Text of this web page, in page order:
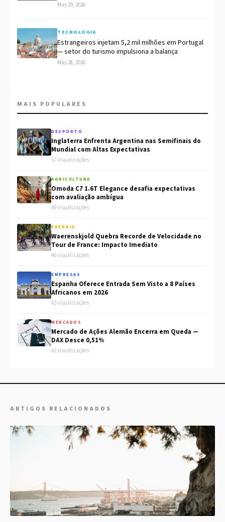
May 29, 2026
TECNOLOGIA
Estrangeiros injetam 5,2 mil milhões em Portugal
— setor do turismo impulsiona a balança
May 28, 2026
MAIS POPULARES
DESPORTO
Inglaterra Enfrenta Argentina nas Semifinais do
Mundial com Altas Expectativas
57 visualizações
AGRICULTURA
Omoda C7 1.6T Elegance desafia expectativas
com avaliação ambígua
49 visualizações
ENERGIA
Waerenskjold Quebra Recorde de Velocidade no
Tour de France: Impacto Imediato
46 visualizações
EMPRESAS
Espanha Oferece Entrada Sem Visto a 8 Países
Africanos em 2026
43 visualizações
MERCADOS
Mercado de Ações Alemão Encerra em Queda —
DAX Desce 0,51%
42 visualizações
ARTIGOS RELACIONADOS